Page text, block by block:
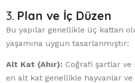
3. Plan ve İç Düzen
Bu yapılar genellikle üç kattan
yaşamına uygun tasarlanmıştır:
Alt Kat (Ahır): Coğrafi şartlar ve
en alt kat genellikle hayvanlar ve